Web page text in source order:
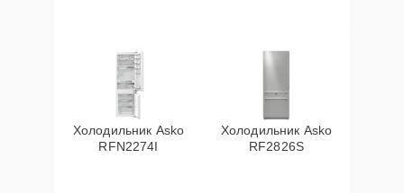
Холодильник Asko
RFN2274I
Холодильник Asko
RF2826S